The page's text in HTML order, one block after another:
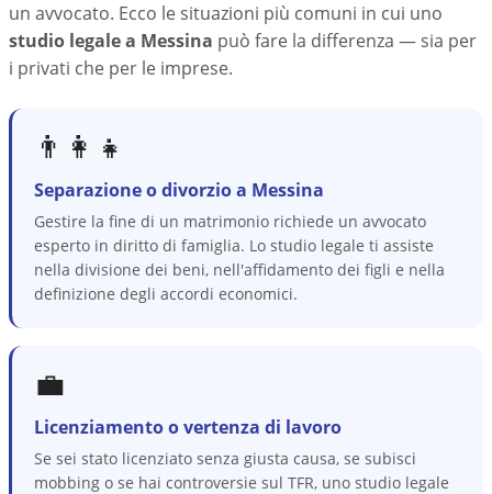
un avvocato. Ecco le situazioni più comuni in cui uno
studio legale a Messina può fare la differenza — sia per
i privati che per le imprese.
👨‍👩‍👧
Separazione o divorzio a Messina
Gestire la fine di un matrimonio richiede un avvocato
esperto in diritto di famiglia. Lo studio legale ti assiste
nella divisione dei beni, nell'affidamento dei figli e nella
definizione degli accordi economici.
💼
Licenziamento o vertenza di lavoro
Se sei stato licenziato senza giusta causa, se subisci
mobbing o se hai controversie sul TFR, uno studio legale